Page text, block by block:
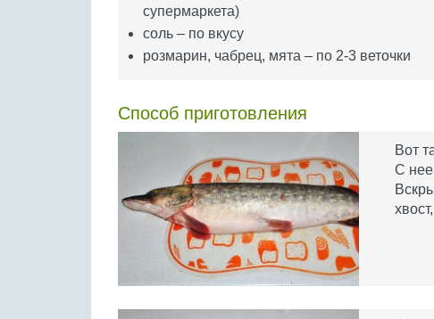
супермаркета)
соль – по вкусу
розмарин, чабрец, мята – по 2-3 веточки
Способ приготовления
Вот
С